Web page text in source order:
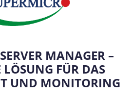
MANAGER –
FÜR DAS
UND MONITORING